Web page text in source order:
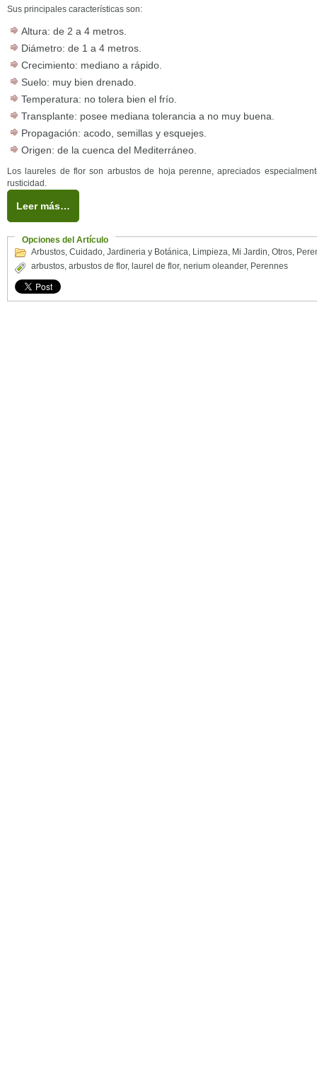
Sus principales características son:
Altura: de 2 a 4 metros.
Diámetro: de 1 a 4 metros.
Crecimiento: mediano a rápido.
Suelo: muy bien drenado.
Temperatura: no tolera bien el frío.
Transplante: posee mediana tolerancia a no muy buena.
Propagación: acodo, semillas y esquejes.
Origen: de la cuenca del Mediterráneo.
Los laureles de flor son arbustos de hoja perenne, apreciados
rusticidad.
Leer más…
Opciones del Artículo
Arbustos, Cuidado, Jardineria y Botánica, Limpieza, Mi Jardin, Otros,
arbustos, arbustos de flor, laurel de flor, nerium oleander, Perennes